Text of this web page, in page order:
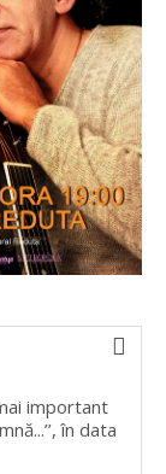
important
în data